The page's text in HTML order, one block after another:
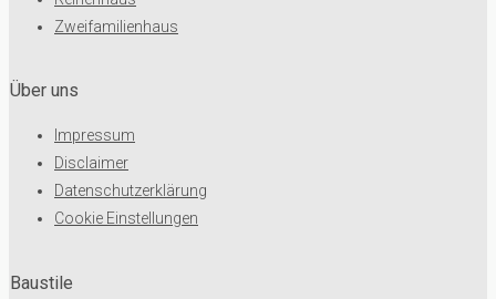
Zweifamilienhaus
Baustile
Über uns
Impressum
Disclaimer
Datenschutzerklärung
Cookie Einstellungen